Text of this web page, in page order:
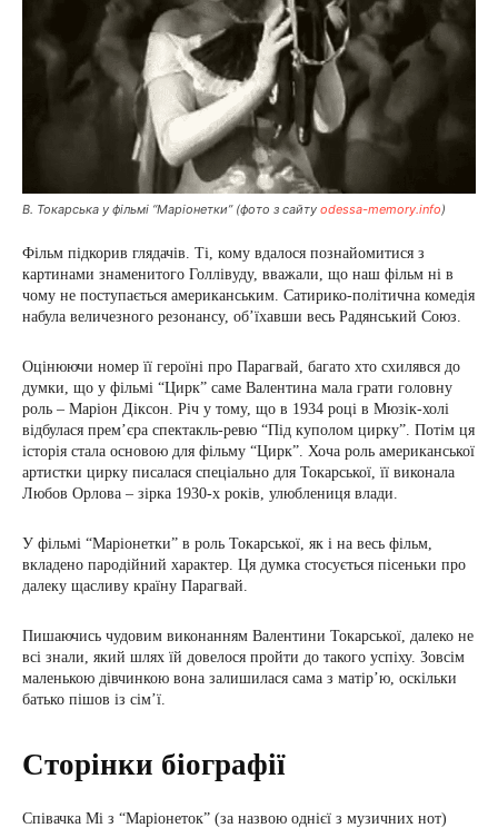
В. Токарська у фільмі “Маріонетки” (фото з сайту odessa-memory.info)
Фільм підкорив глядачів. Ті, кому вдалося познайомитися з
картинами знаменитого Голлівуду, вважали, що наш фільм ні в
чому не поступається американським. Сатирико-політична комедія
набула величезного резонансу, об’їхавши весь Радянський Союз.
Оцінюючи номер її героїні про Парагвай, багато хто схилявся до
думки, що у фільмі “Цирк” саме Валентина мала грати головну
роль – Маріон Діксон. Річ у тому, що в 1934 році в Мюзік-холі
відбулася прем’єра спектакль-ревю “Під куполом цирку”. Потім ця
історія стала основою для фільму “Цирк”. Хоча роль американської
артистки цирку писалася спеціально для Токарської, її виконала
Любов Орлова – зірка 1930-х років, улюблениця влади.
У фільмі “Маріонетки” в роль Токарської, як і на весь фільм,
вкладено пародійний характер. Ця думка стосується пісеньки про
далеку щасливу країну Парагвай.
Пишаючись чудовим виконанням Валентини Токарської, далеко не
всі знали, який шлях їй довелося пройти до такого успіху. Зовсім
маленькою дівчинкою вона залишилася сама з матір’ю, оскільки
батько пішов із сім’ї.
Сторінки біографії
Співачка Мі з “Маріонеток” (за назвою однієї з музичних нот)